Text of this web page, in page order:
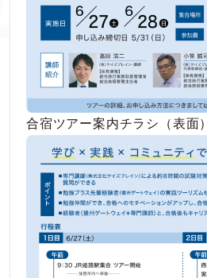
合宿ツアー案内チラシ（表面）